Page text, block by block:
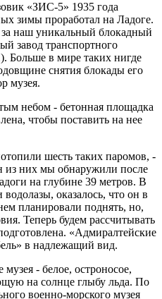
«ЗИС-5» 1935 года
зимы проработал на Ладоге.
за наш уникальный блокадный
завод транспортного
Больше в мире таких нигде
снятия блокады его
музея.
небом - бетонная площадка
чтобы поставить на нее
шесть таких паромов, -
из них мы обнаружили после
на глубине 39 метров. В
оказалось, что он в
планировали поднять, но,
Теперь будем рассчитывать
«Адмиралтейские
в надлежащий вид.
- белое, остроносое,
на солнце глыбу льда. По
военно-морского музея